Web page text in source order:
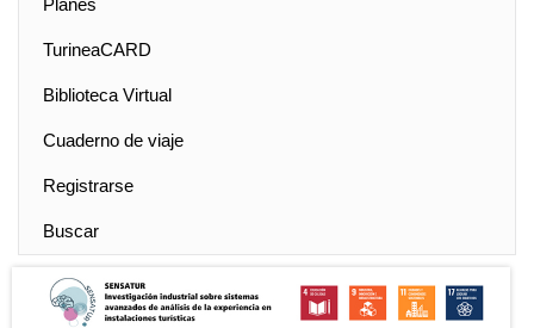
Planes
TurineaCARD
Biblioteca Virtual
Cuaderno de viaje
Registrarse
Buscar